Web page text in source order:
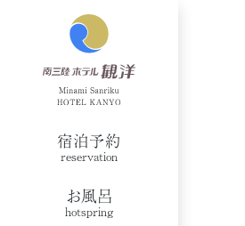
宿泊予約
reservation
お風呂
hotspring